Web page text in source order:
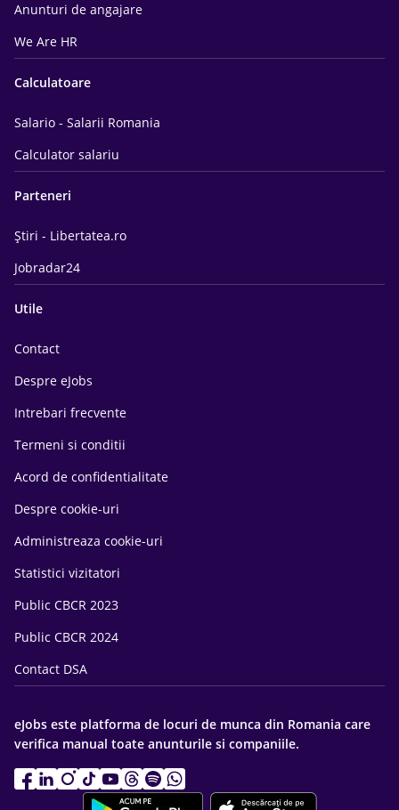
Anunturi de angajare
We Are HR
Calculatoare
Salario - Salarii Romania
Calculator salariu
Parteneri
Știri - Libertatea.ro
Jobradar24
Utile
Contact
Despre eJobs
Intrebari frecvente
Termeni si conditii
Acord de confidentialitate
Despre cookie-uri
Administreaza cookie-uri
Statistici vizitatori
Public CBCR 2023
Public CBCR 2024
Contact DSA
eJobs este platforma de locuri de munca din Romania care
verifica manual toate anunturile si companiile.